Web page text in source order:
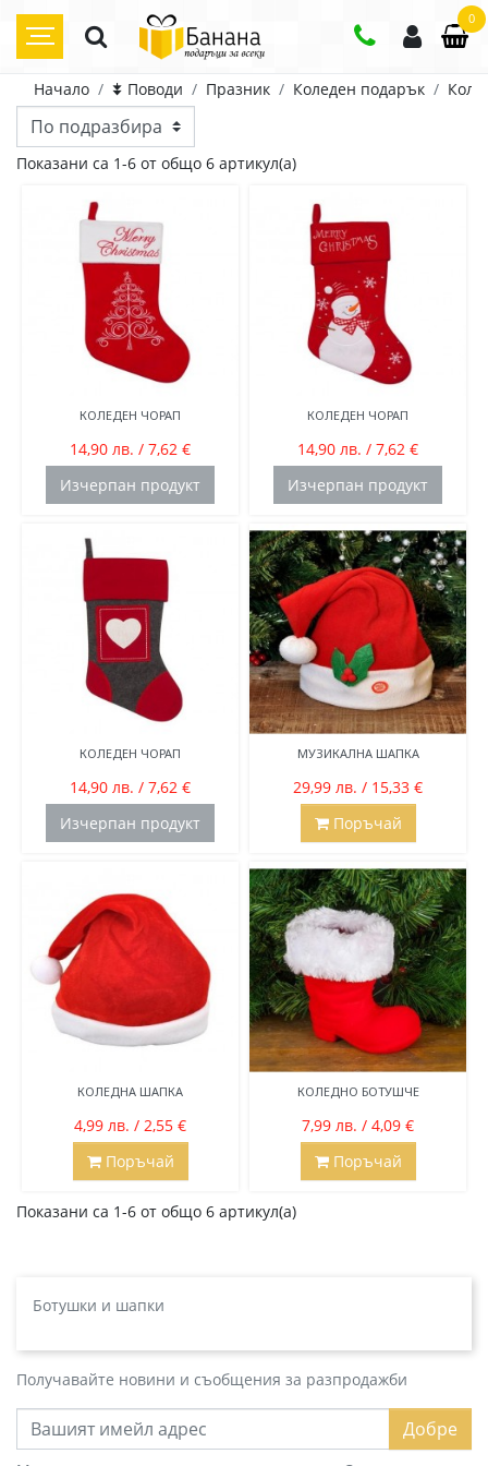
0
Начало ⯯ Поводи Празник Коледен подарък
Цена
30
Показани са 1-6 от общо 6 артикул(а)
КОЛЕДЕН ЧОРАП
14,90 лв. / 7,62 €
Изчерпан продукт
КОЛЕДЕН ЧОРАП
14,90 лв. / 7,62 €
Изчерпан продукт
КОЛЕДЕН ЧОРАП
14,90 лв. / 7,62 €
Изчерпан продукт
МУЗИКАЛНА ШАПКА
29,99 лв. / 15,33 €
Поръчай
КОЛЕДНА ШАПКА
4,99 лв. / 2,55 €
Поръчай
КОЛЕДНО БОТУШЧЕ
7,99 лв. / 4,09 €
Поръчай
Показани са 1-6 от общо 6 артикул(а)
Ботушки и шапки
Получавайте новини и съобщения за разпродажби
Добре